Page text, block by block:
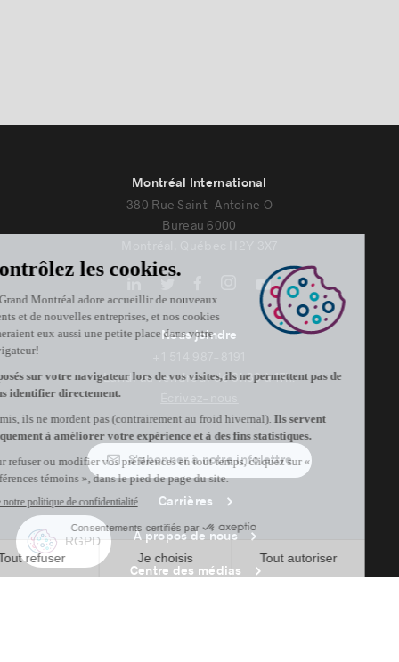
S'abonner à notre infolettre
Carrières
À propos de nous
Centre des médias
Montréal International
380 Rue Saint-Antoine O
Bureau 6000
Nous joindre
Lundi au vendredi de 8h30 à 17h.